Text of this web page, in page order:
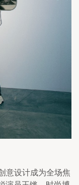
意设计成为全场焦